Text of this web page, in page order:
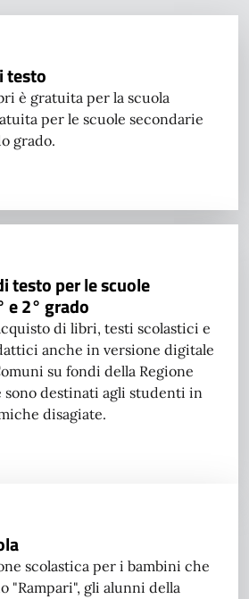
testo
è gratuita per la scuola
per le scuole secondarie
grado.
testo per le scuole
e 2° grado
di libri, testi scolastici e
anche in versione digitale
su fondi della Regione
sono destinati agli studenti in
disagiate.
scolastica per i bambini che
"Rampari", gli alunni della